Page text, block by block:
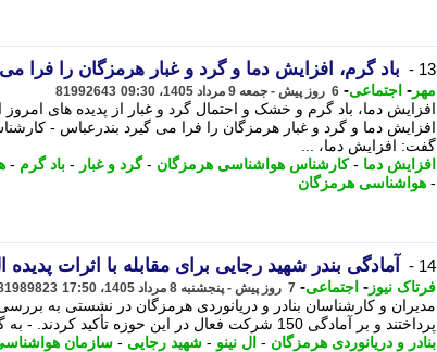
13 - باد گرم، افزایش دما و گرد و غبار هرمزگان را فرا
مهر - اجتماعی- 6 روز پیش - جمعه 9 مرداد 1405، 09:30 81992643
افزایش دما، باد گرم و خشک و احتمال گرد و غبار از پدیده های
افزایش دما و گرد و غبار هرمزگان را فرا می گیرد بندرعباس -
گفت: افزایش دما، ...
افزایش دما -کارشناس هواشناسی هرمزگان -گرد و غبار - باد گرم -
- هواشناسی هرمزگان
14 - آمادگی بندر شهید رجایی برای مقابله با اثرات پدیده
فرتاک نیوز - اجتماعی- 7 روز پیش - پنجشنبه 8 مرداد 1405، 17:50
مدیران و کارشناسان بنادر و دریانوردی هرمزگان در نشستی به بررسی
پرداختند و بر آمادگی 150 شرکت فعال در این حوزه تأکید کردند. - به گزارش فرتاک نیوز؛
بنادر و دریانوردی هرمزگان - ال نینو - شهید رجایی - سازمان